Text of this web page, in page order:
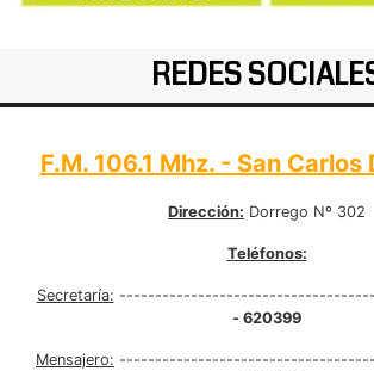
REDES
F.M. 106.1 Mhz. - San Carlos
Dirección: Dorrego Nº 302
Teléfonos:
Secretaría:
- 620399
Mensajero: